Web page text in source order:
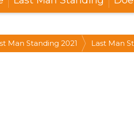
Man Standing 2021
Last Man